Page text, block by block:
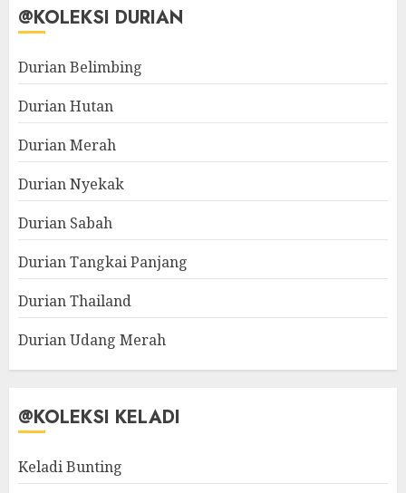
@KOLEKSI DURIAN
Durian Belimbing
Durian Hutan
Durian Merah
Durian Nyekak
Durian Sabah
Durian Tangkai Panjang
Durian Thailand
Durian Udang Merah
@KOLEKSI KELADI
Keladi Bunting